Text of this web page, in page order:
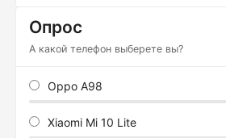
Опрос
А какой телефон выберете вы?
Oppo A98
Xiaomi Mi 10 Lite